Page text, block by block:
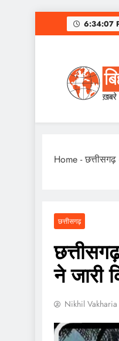
to
6:34:08
Home -छत्तीसगढ़
छत्तीसगढ़
ने जारी
Nikhil Vakharia